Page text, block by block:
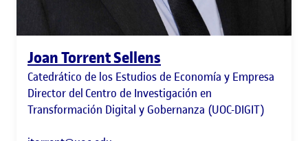
Joan Torrent Sellens
Catedrático de los Estudios de Economía y Empresa
Director del Centro de Investigación en
Transformación Digital y Gobernanza (UOC-DIGIT)